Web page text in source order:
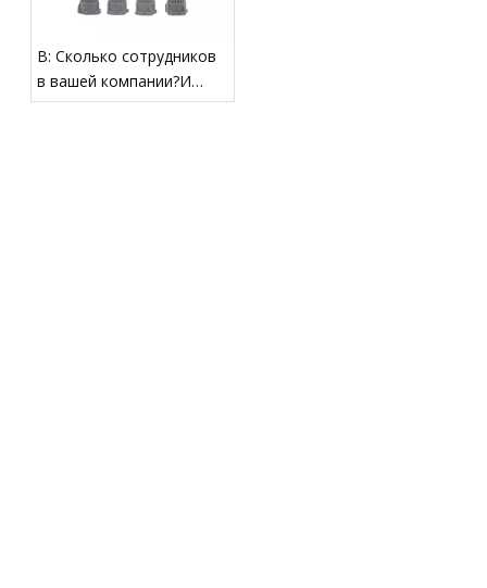
В: Сколько сотрудников
в вашей компании?И
сколько техников?